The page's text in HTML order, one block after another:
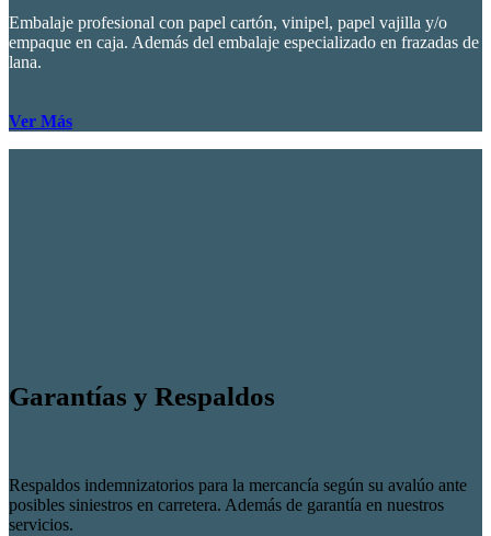
Embalaje profesional con papel cartón, vinipel, papel vajilla y/o
empaque en caja. Además del embalaje especializado en frazadas de
lana.
Ver Más
Garantías y Respaldos
Respaldos indemnizatorios para la mercancía según su avalúo ante
posibles siniestros en carretera. Además de garantía en nuestros
servicios.